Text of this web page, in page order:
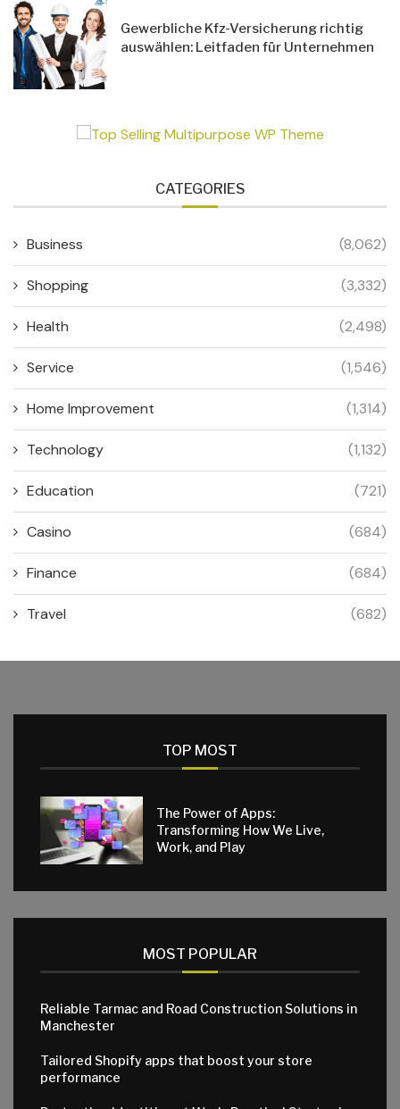
Gewerbliche Kfz-Versicherung richtig
auswählen: Leitfaden für Unternehmen
CATEGORIES
Business (8,062)
Shopping (3,332)
Health (2,498)
Service (1,546)
Home Improvement (1,314)
Technology (1,132)
Education (721)
Casino (684)
Finance (684)
Travel (682)
TOP MOST
The Power of Apps:
Transforming How We Live,
Work, and Play
MOST POPULAR
Reliable Tarmac and Road Construction Solutions in
Manchester
Tailored Shopify apps that boost your store
performance